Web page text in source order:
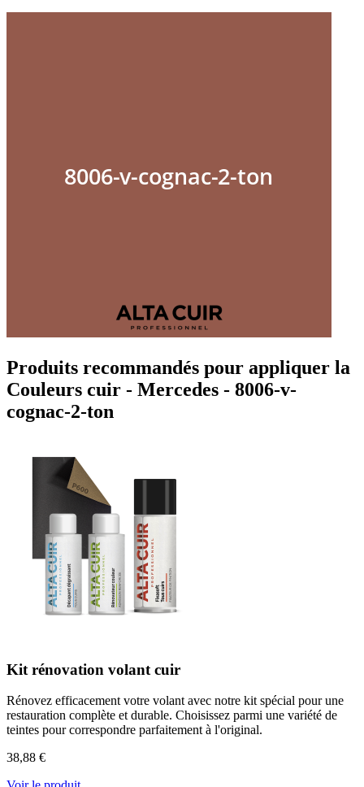
Produits recommandés pour appliquer la
Couleurs cuir - Mercedes - 8006-v-
cognac-2-ton
Kit rénovation volant cuir
Rénovez efficacement votre volant avec notre kit spécial pour une
restauration complète et durable. Choisissez parmi une variété de
teintes pour correspondre parfaitement à l'original.
38,88 €